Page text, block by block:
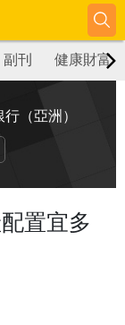
副刊 健康財富
（亞洲）
置宜多